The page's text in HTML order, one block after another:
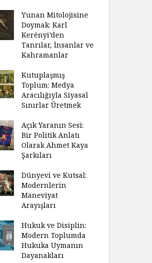
Yunan Mitolojisine
Doymak: Karl
Kerényi’den
Tanrılar, İnsanlar ve
Kahramanlar
Kutuplaşmış
Toplum: Medya
Aracılığıyla Siyasal
Sınırlar Üretmek
Açık Yaranın Sesi:
Bir Politik Anlatı
Olarak Ahmet Kaya
Şarkıları
Dünyevi ve Kutsal:
Modernlerin
Maneviyat
Arayışları
Hukuk ve Disiplin:
Modern Toplumda
Hukuka Uymanın
Dayanakları